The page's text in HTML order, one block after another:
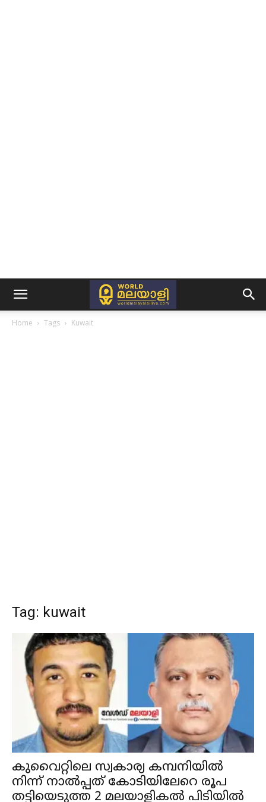
Home Tags Kuwait
Tag: kuwait
കുവൈറ്റിലെ സ്വകാര്യ കമ്പനിയില്‍
നിന്ന് നാല്‍പ്പത് കോടിയിലേറെ രൂപ
തട്ടിയെടുത്ത 2 മലയാളികല്‍ പിടിയില്‍